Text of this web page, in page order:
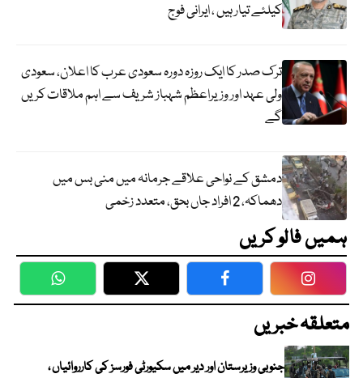
کیلئے تیار ہیں ، ایرانی فوج
ترک صدر کا ایک روزہ دورہ سعودی عرب کا اعلان، سعودی
ولی عہد اور وزیراعظم شہباز شریف سے اہم ملاقات کریں
گے
دمشق کے نواحی علاقے جرمانہ میں منی بس میں
دھماکہ، 2 افراد جاں بحق، متعدد زخمی
ہمیں فالو کریں
WhatsApp Twitter Facebook
متعلقہ خبریں
جنوبی وزیرستان اور دیر میں سکیورٹی فورسز کی کارروائیاں ،